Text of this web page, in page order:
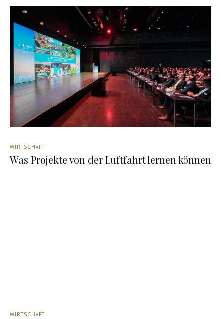
WIRTSCHAFT
Was Projekte von der Luftfahrt lernen können
WIRTSCHAFT